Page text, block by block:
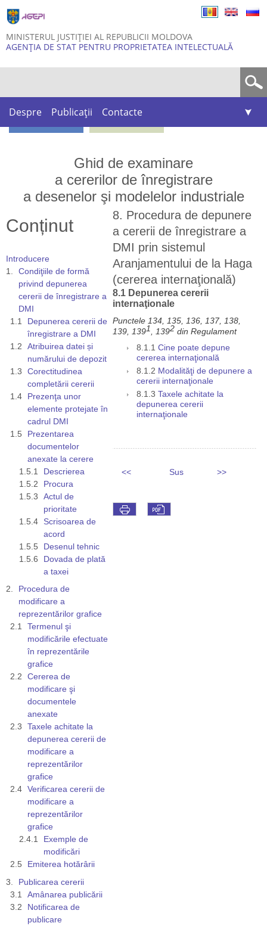
content
MINISTERUL JUSTIȚIEI AL REPUBLICII MOLDOVA
AGENȚIA DE STAT PENTRU PROPRIETATEA INTELECTUALĂ
Despre Publicații Contacte
Ghid de examinare
a cererilor de înregistrare
a desenelor şi modelelor industriale
Conținut
Introducere
Condiţiile de formă
privind depunerea
cererii de înregistrare a
DMI
Depunerea cererii de
înregistrare a DMI
Atribuirea datei și
numărului de depozit
Corectitudinea
completării cererii
Prezenţa unor
elemente protejate în
cadrul DMI
Prezentarea
documentelor
anexate la cerere
Descrierea
Procura
Actul de
prioritate
Scrisoarea de
acord
Desenul tehnic
Dovada de plată
a taxei
Procedura de
modificare a
reprezentărilor grafice
Termenul şi
modificările efectuate
în reprezentările
grafice
Cererea de
modificare şi
documentele
anexate
Taxele achitate la
depunerea cererii de
modificare a
reprezentărilor
grafice
Verificarea cererii de
modificare a
reprezentărilor
grafice
Exemple de
modificări
Emiterea hotărârii
Publicarea cererii
Amânarea publicării
Notificarea de
publicare
8. Procedura de depunere
a cererii de înregistrare a
DMI prin sistemul
Aranjamentului de la Haga
(cererea internaţională)
8.1 Depunerea cererii
internaţionale
Punctele 134, 135, 136, 137, 138,
139, 1391, 1392 din Regulament
8.1.1Cine poate depune
cererea internaţională
8.1.2 Modalităţi de depunere a
cererii internaţionale
8.1.3Taxele achitate la
depunerea cererii
internaţionale
<< Sus >>